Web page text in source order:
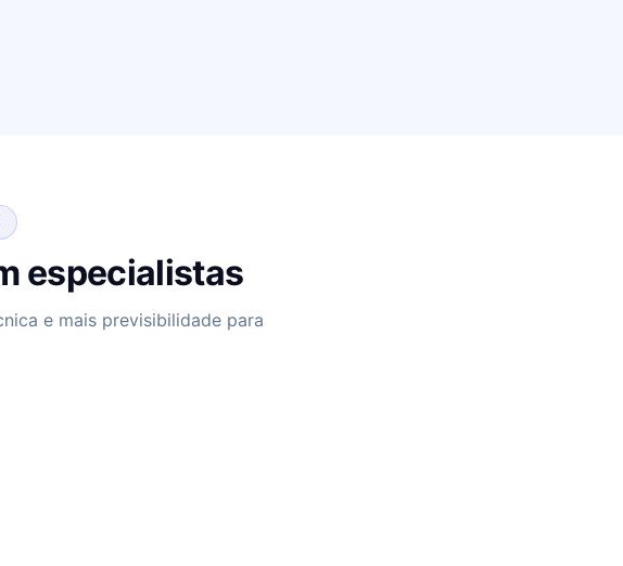
especialistas
e mais previsibilidade para